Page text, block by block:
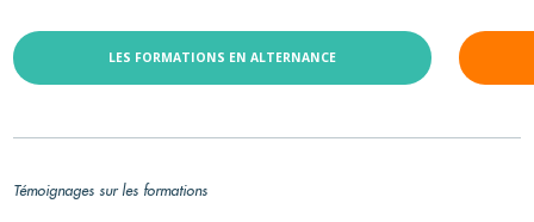
LES FORMATIONS EN ALTERNANCE
Témoignages sur les formations